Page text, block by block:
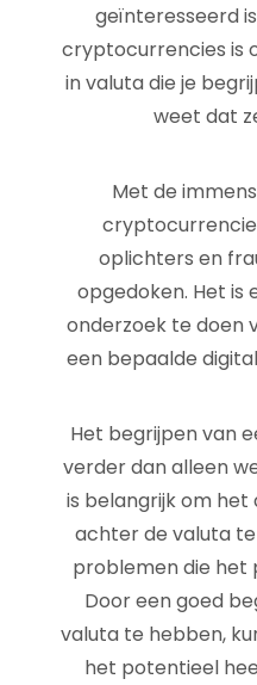
geïnteresseerd
cryptocurrencies is
in valuta die je
weet dat
Met de
oplichters en
opgedoken. Het is
onderzoek te doen
een bepaalde
Het begrijpen van
verder dan alleen
is belangrijk om
achter de valuta
problemen die het
Door een goed
valuta te hebben,
het potentieel